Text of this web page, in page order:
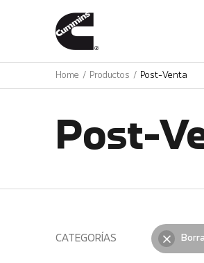
Home Productos Post-Venta
Post-
CATEGORÍAS